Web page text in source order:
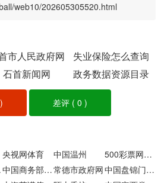
web10/202605305520.html
市人民政府网
失业保险怎么查询
石首新闻网
政务数据资源目录
清单
) 差评 ( 0 )
央视网体育 中国温州
500彩票网足球赛事数据中心
中国商务部网站常德市政府网
中国盘锦门户网站